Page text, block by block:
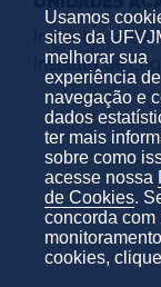
Usamos
sites da
melhorar sua
experiência de
navegação e
dados
ter mais
sobre como
acesse nossa
de Cookies.
concorda com
cookies,
Instituto de
Instituto de